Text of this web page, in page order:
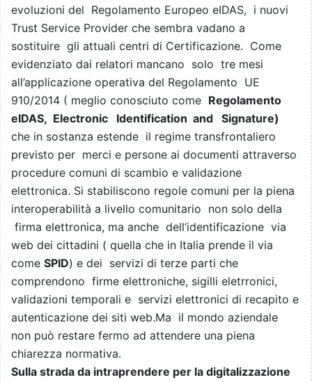
evoluzioni del Regolamento Europeo eIDAS, i nuovi
Trust Service Provider che sembra vadano a
sostituire gli attuali centri di Certificazione. Come
evidenziato dai relatori mancano solo tre mesi
all’applicazione operativa del Regolamento UE
910/2014 ( meglio conosciuto come Regolamento
eIDAS, Electronic Identification and Signature)
che in sostanza estende il regime transfrontaliero
previsto per merci e persone ai documenti attraverso
procedure comuni di scambio e validazione
elettronica. Si stabiliscono regole comuni per la piena
interoperabilità a livello comunitario non solo della
firma elettronica, ma anche dell’identificazione via
web dei cittadini ( quella che in Italia prende il via
come SPID) e dei servizi di terze parti che
comprendono firme elettroniche, sigilli eletrronici,
validazioni temporali e servizi elettronici di recapito e
autenticazione dei siti web.Ma il mondo aziendale
non può restare fermo ad attendere una piena
chiarezza normativa.
Sulla strada da intraprendere per la digitalizzazione